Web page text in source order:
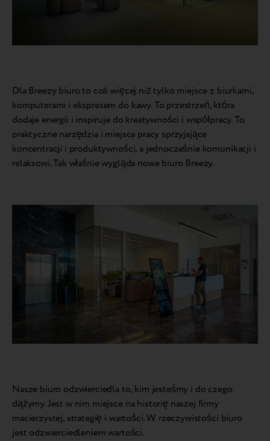
Dla Breezy biuro to coś więcej niż tylko miejsce z biurkami,
komputerami i ekspresem do kawy. To przestrzeń, która
dodaje energii i inspiruje do kreatywności i współpracy. To
praktyczne narzędzia i miejsca pracy sprzyjające
koncentracji i produktywności, a jednocześnie komunikacji i
relaksowi. Tak właśnie wygląda nowe biuro Breezy.
Nasze biuro odzwierciedla to, kim jesteśmy i do czego
dążymy. Jest w nim miejsce na historię naszej firmy
macierzystej, strategię i wartości. W rzeczywistości biuro
jest odzwierciedleniem wartości.